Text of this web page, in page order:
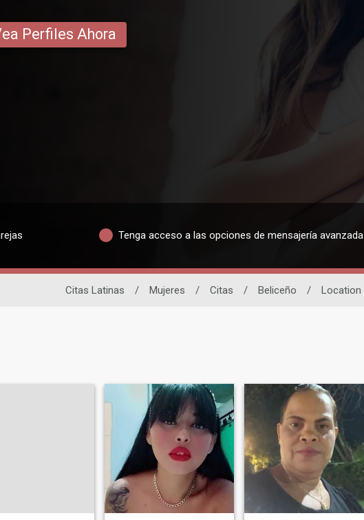
Perfiles Ahora
Tenga acceso a las opciones de mensajería avanzada
Citas Latinas / Mujeres / Citas / Beliceño / Location